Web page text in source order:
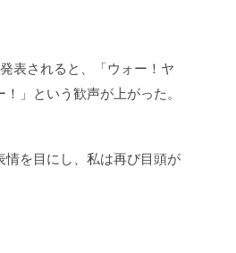
表されると、「ウォー！ヤ
」という歓声が上がった。
情を目にし、私は再び目頭が